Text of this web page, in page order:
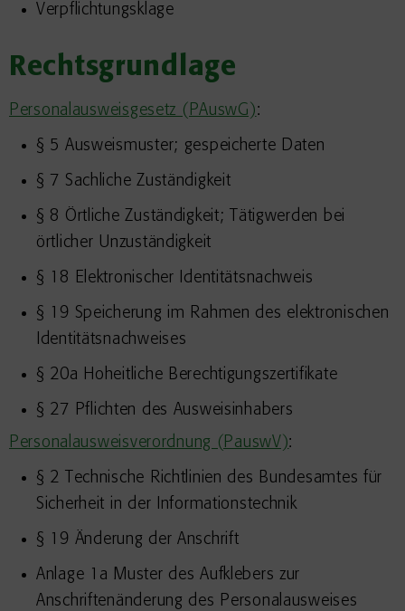
Verpflichtungsklage
Rechtsgrundlage
Personalausweisgesetz (PAuswG):
§ 5 Ausweismuster; gespeicherte Daten
§ 7 Sachliche Zuständigkeit
§ 8 Örtliche Zuständigkeit; Tätigwerden bei
örtlicher Unzuständigkeit
§ 18 Elektronischer Identitätsnachweis
§ 19 Speicherung im Rahmen des elektronischen
Identitätsnachweises
§ 20a Hoheitliche Berechtigungszertifikate
§ 27 Pflichten des Ausweisinhabers
Personalausweisverordnung (PauswV):
§ 2
Technische Richtlinien des Bundesamtes für
Sicherheit in der Informationstechnik
§ 19 Änderung der Anschrift
Anlage 1a Muster des Aufklebers zur
Anschriftenänderung des Personalausweises